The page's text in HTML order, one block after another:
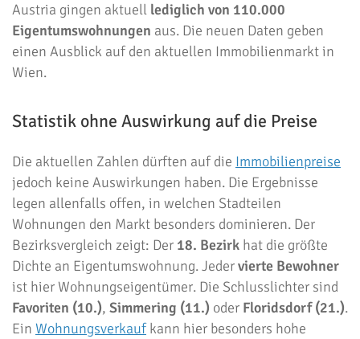
Austria gingen aktuell lediglich von 110.000
Eigentumswohnungen aus. Die neuen Daten geben
einen Ausblick auf den aktuellen Immobilienmarkt in
Wien.
Statistik ohne Auswirkung auf die Preise
Die aktuellen Zahlen dürften auf die Immobilienpreise
jedoch keine Auswirkungen haben. Die Ergebnisse
legen allenfalls offen, in welchen Stadteilen
Wohnungen den Markt besonders dominieren. Der
Bezirksvergleich zeigt: Der 18. Bezirk hat die größte
Dichte an Eigentumswohnung. Jedervierte Bewohner
ist hier Wohnungseigentümer. Die Schlusslichter sind
Favoriten (10.), Simmering (11.) oder Floridsdorf (21.).
Ein Wohnungsverkaufkann hier besonders hohe